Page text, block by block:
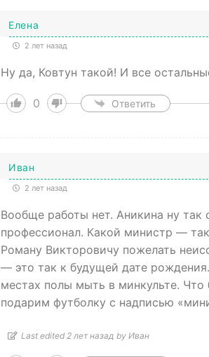
Елена
2 лет назад
Ну да, Ковтун такой! И все
0 Ответить
Иван
2 лет назад
Вообще работы нет. Аникина ну так
профессионал. Какой министр —
Роману Викторовичу пожелать
— это так к будущей дате
местах полы мыть в минкульте.
подарим футболку с надписью
Last edited 2 лет назад by Иван